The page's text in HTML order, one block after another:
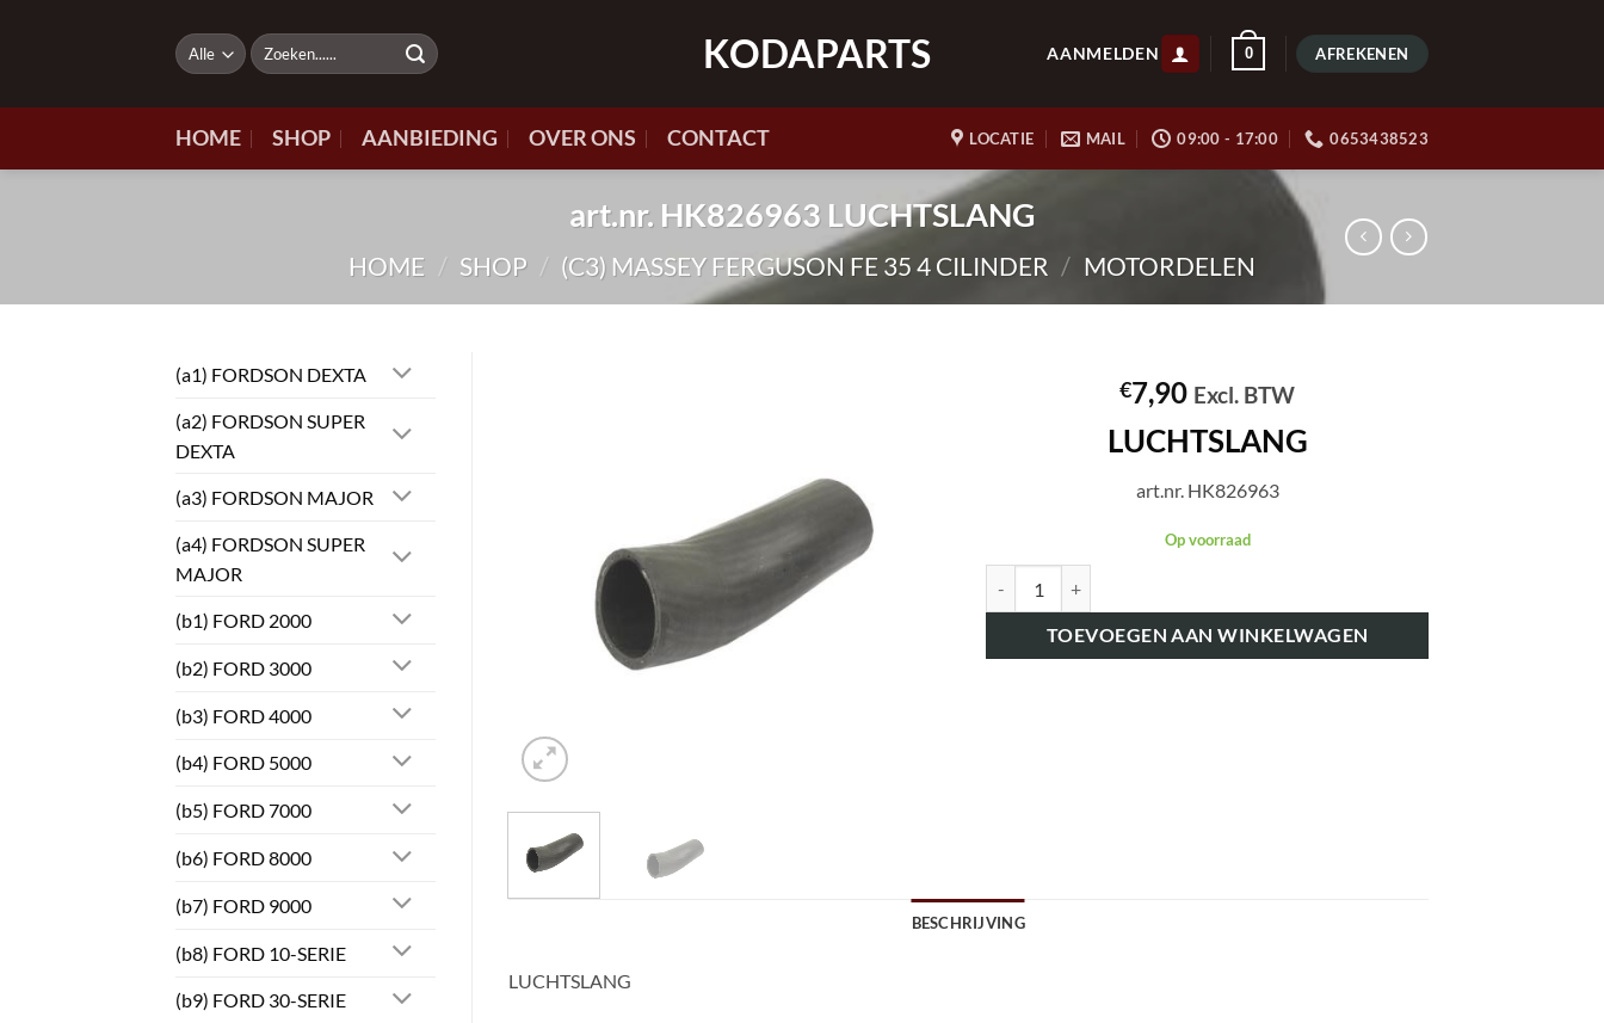
KODAPARTS
Zoeken
naar:
AANMELDEN 0 AFREKENEN
HOME SHOP AANBIEDING OVER ONS CONTACT LOCATIE MAIL 09:00 - 17:00 0653438523
art.nr. HK826963 LUCHTSLANG
HOME / SHOP / (C3) MASSEY FERGUSON FE 35 4 CILINDER / MOTORDELEN
(a1) FORDSON DEXTA
(a2) FORDSON SUPER
DEXTA
(a3) FORDSON MAJOR
(a4) FORDSON SUPER
MAJOR
(b1) FORD 2000
(b2) FORD 3000
(b3) FORD 4000
(b4) FORD 5000
(b5) FORD 7000
(b6) FORD 8000
(b7) FORD 9000
(b8) FORD 10-SERIE
(b9) FORD 30-SERIE
€7,90 Excl. BTW
LUCHTSLANG
art.nr. HK826963
Op voorraad
TOEVOEGEN AAN WINKELWAGEN
BESCHRIJVING
LUCHTSLANG